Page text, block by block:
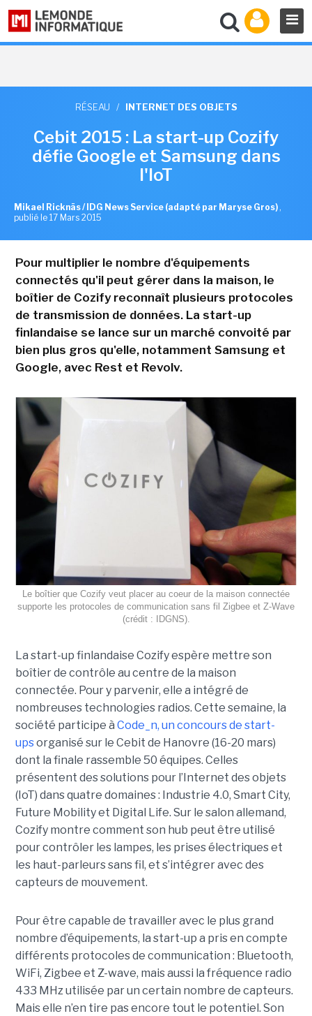
RÉSEAU / INTERNET DES OBJETS
Cebit 2015 : La start-up Cozify
défie Google et Samsung dans
l'IoT
Mikael Ricknäs / IDG News Service (adapté par Maryse Gros) ,
publié le 17 Mars 2015
Pour multiplier le nombre d'équipements
connectés qu'il peut gérer dans la maison, le
boîtier de Cozify reconnaît plusieurs protocoles
de transmission de données. La start-up
finlandaise se lance sur un marché convoité par
bien plus gros qu'elle, notamment Samsung et
Google, avec Rest et Revolv.
Le boîtier que Cozify veut placer au coeur de la maison connectée
supporte les protocoles de communication sans fil Zigbee et Z-Wave
(crédit : IDGNS).
La start-up finlandaise Cozify espère mettre son
boîtier de contrôle au centre de la maison
connectée. Pour y parvenir, elle a intégré de
nombreuses technologies radios. Cette semaine, la
société participe à Code_n, un concours de start-
upsorganisé sur le Cebit de Hanovre (16-20 mars)
dont la finale rassemble 50 équipes. Celles
présentent des solutions pour l’Internet des objets
(IoT) dans quatre domaines : Industrie 4.0, Smart City,
Future Mobility et Digital Life. Sur le salon allemand,
Cozify montre comment son hub peut être utilisé
pour contrôler les lampes, les prises électriques et
les haut-parleurs sans fil, et s’intégrer avec des
capteurs de mouvement.
Pour être capable de travailler avec le plus grand
nombre d’équipements, la start-up a pris en compte
différents protocoles de communication : Bluetooth,
WiFi, Zigbee et Z-wave, mais aussi la fréquence radio
433 MHz utilisée par un certain nombre de capteurs.
Mais elle n’en tire pas encore tout le potentiel. Son